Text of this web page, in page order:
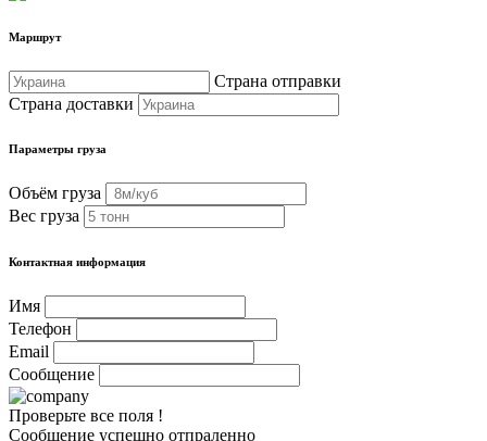
Маршрут
Страна отправки
Страна доставки
Параметры груза
Объём груза
Вес груза
Контактная информация
Имя
Телефон
Email
Сообщение
Проверьте все поля !
Сообщение успешно отпраленно